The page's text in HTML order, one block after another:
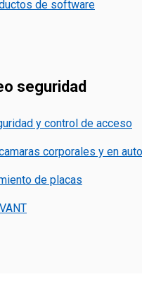
de software
seguridad
y control de acceso
corporales y en
de placas